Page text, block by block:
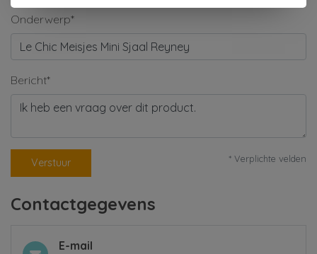
Onderwerp*
Bericht*
Verstuur * Verplichte velden
Contactgegevens
E-mail